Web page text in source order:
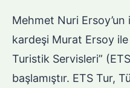
Mehmet Nuri Ersoy’un
kardeşi Murat Ersoy
Turistik Servisleri”
başlamıştır. ETS Tur,